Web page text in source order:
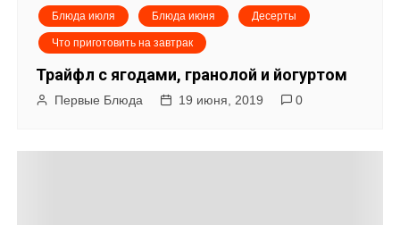
Блюда июля Блюда июня Десерты
Что приготовить на завтрак
Трайфл с ягодами, гранолой и йогуртом
Первые Блюда 19 июня, 2019 0